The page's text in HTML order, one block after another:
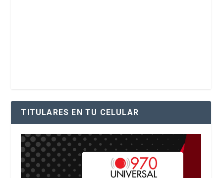
TITULARES EN TU CELULAR